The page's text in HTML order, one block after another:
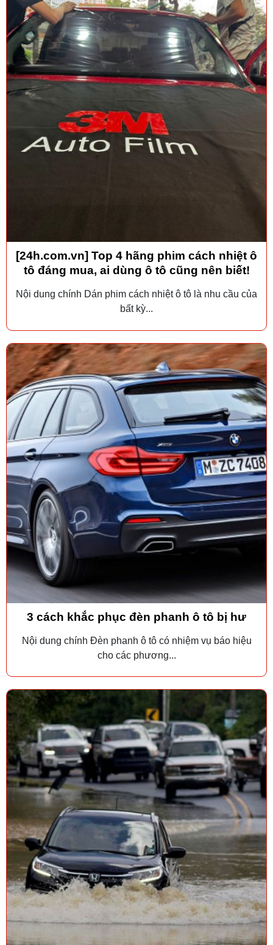
[24h.com.vn] Top 4 hãng phim cách nhiệt ô
tô đáng mua, ai dùng ô tô cũng nên biết!
Nội dung chính Dán phim cách nhiệt ô tô là nhu cầu của
bất kỳ...
3 cách khắc phục đèn phanh ô tô bị hư
Nội dung chính Đèn phanh ô tô có nhiệm vụ báo hiệu
cho các phương...